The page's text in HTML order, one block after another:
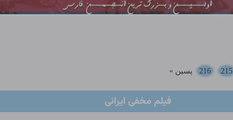
215
216 پسین »
فیلم مخفی ایرانی